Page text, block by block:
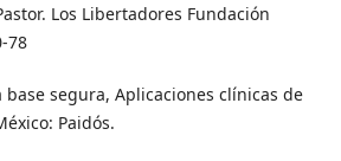
Los Libertadores Fundación
78
base segura, Aplicaciones clínicas de
Paidós.